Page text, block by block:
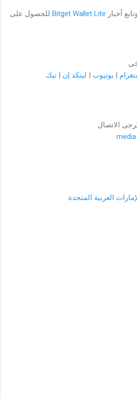
وتابع أخبار
للحصول على
| يوتيوب | لينكد إن | تيك
الاتصال
العربية المتحدة